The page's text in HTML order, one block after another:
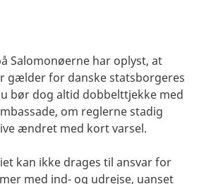
Salomonøerne har oplyst, at
gælder for danske statsborgeres
bør dog altid dobbelttjekke med
om reglerne stadig
ændret med kort varsel.
kan ikke drages til ansvar for
med ind- og udrejse, uanset